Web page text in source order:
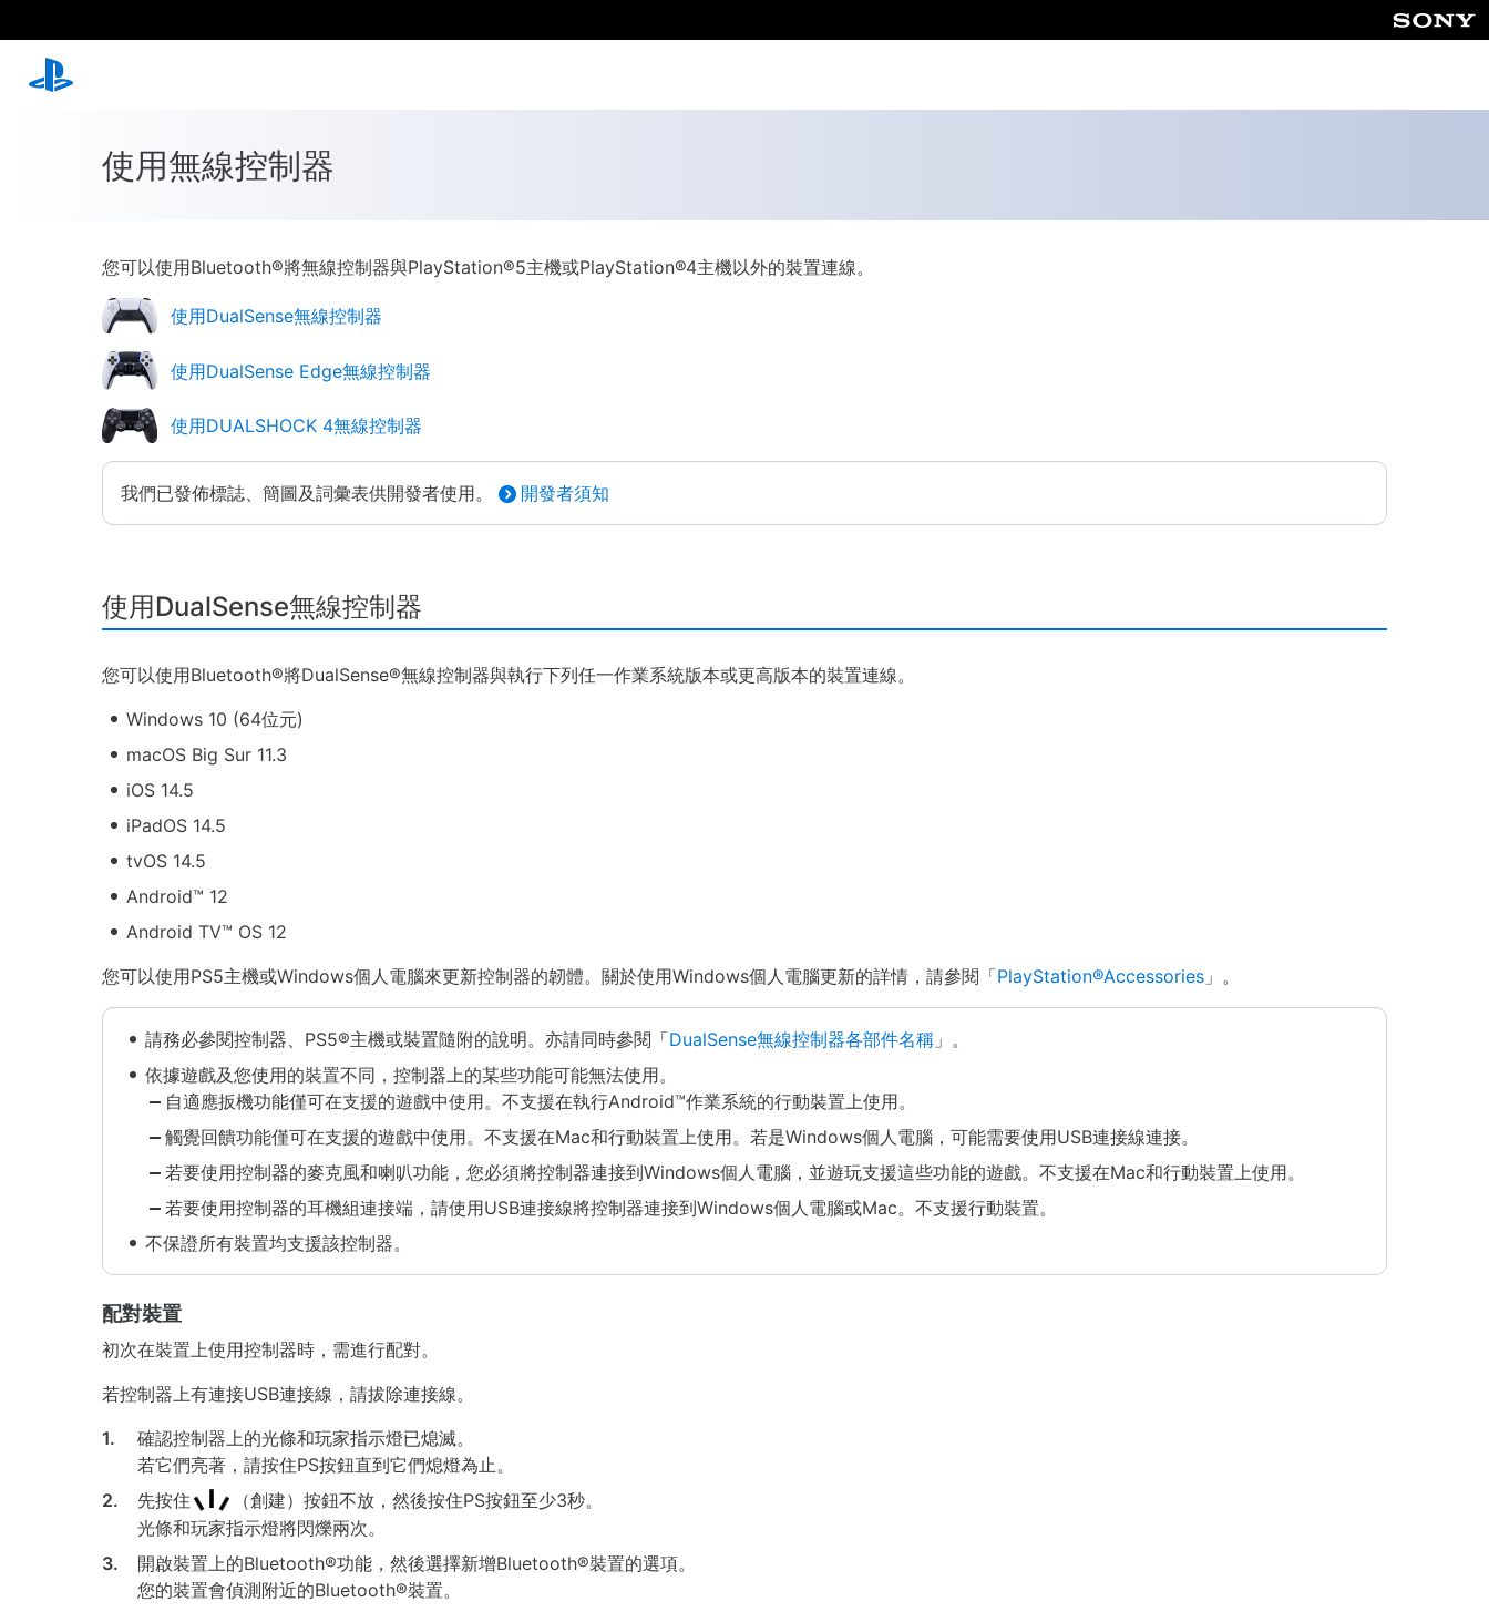
使用無線控制器
您可以使用Bluetooth®將無線控制器與PlayStation®5主機或PlayStation®4主機以外的裝置連線。
使用DualSense無線控制器
使用DualSense Edge無線控制器
使用DUALSHOCK 4無線控制器
我們已發佈標誌、簡圖及詞彙表供開發者使用。 開發者須知
使用DualSense無線控制器
您可以使用Bluetooth®將DualSense®無線控制器與執行下列任一作業系統版本或更高版本的裝置連線。
Windows 10 (64位元)
macOS Big Sur 11.3
iOS 14.5
iPadOS 14.5
tvOS 14.5
Android™ 12
Android TV™ OS 12
您可以使用PS5主機或Windows個人電腦來更新控制器的韌體。關於使用Windows個人電腦更新的詳情，請參閱「PlayStation®Accessories 」。
請務必參閱控制器、PS5®主機或裝置隨附的說明。亦請同時參閱「DualSense無線控制器各部件名稱 」。
依據遊戲及您使用的裝置不同，控制器上的某些功能可能無法使用。
自適應扳機功能僅可在支援的遊戲中使用。不支援在執行Android™作業系統的行動裝置上使用。
觸覺回饋功能僅可在支援的遊戲中使用。不支援在Mac和行動裝置上使用。若是Windows個人電腦，可能需要使用USB連接線連接。
若要使用控制器的麥克風和喇叭功能，您必須將控制器連接到Windows個人電腦，並遊玩支援這些功能的遊戲。不支援在Mac和行動裝置上使用。
若要使用控制器的耳機組連接端，請使用USB連接線將控制器連接到Windows個人電腦或Mac。不支援行動裝置。
不保證所有裝置均支援該控制器。
配對裝置
初次在裝置上使用控制器時，需進行配對。
若控制器上有連接USB連接線，請拔除連接線。
1.
確認控制器上的光條和玩家指示燈已熄滅。
若它們亮著，請按住PS按鈕直到它們熄燈為止。
2.
先按住
（創建）按鈕不放，然後按住PS按鈕至少3秒。
光條和玩家指示燈將閃爍兩次。
3.
開啟裝置上的Bluetooth®功能，然後選擇新增Bluetooth®裝置的選項。
您的裝置會偵測附近的Bluetooth®裝置。